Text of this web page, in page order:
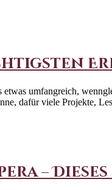
umfangreich,
dafür viele Projekte,
–